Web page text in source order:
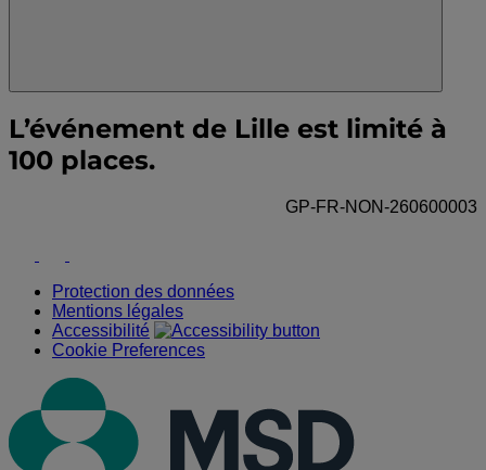
L’événement de Lille est limité à
100 places.
GP-FR-NON-260600003
Protection des données
Mentions légales
Accessibilité
Cookie Preferences